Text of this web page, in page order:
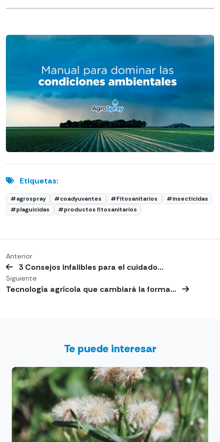
Etiquetas:
#agrospray #coadyuvantes #Fitosanitarios
#insecticidas
#plaguicidas
#productos fitosanitarios
Anterior
3 Consejos infalibles para el cuidado…
Siguiente
Tecnología agrícola que cambiará la forma…
Te puede interesar